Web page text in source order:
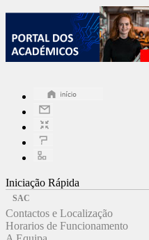
Iniciação Rápida
SAC
Contactos e Localização
Horarios de Funcionamento